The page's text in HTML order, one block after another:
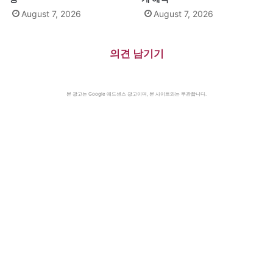
August 7, 2026 August 7, 2026
의견 남기기
본 광고는 Google 애드센스 광고이며, 본 사이트와는 무관합니다.